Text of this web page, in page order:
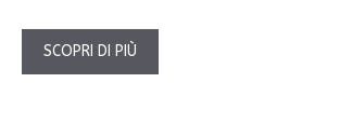
SCOPRI DI PIÙ